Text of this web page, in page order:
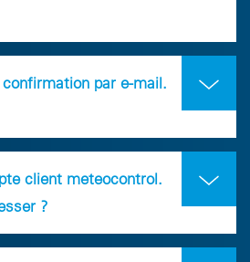
par e-mail.
client meteocontrol.
?